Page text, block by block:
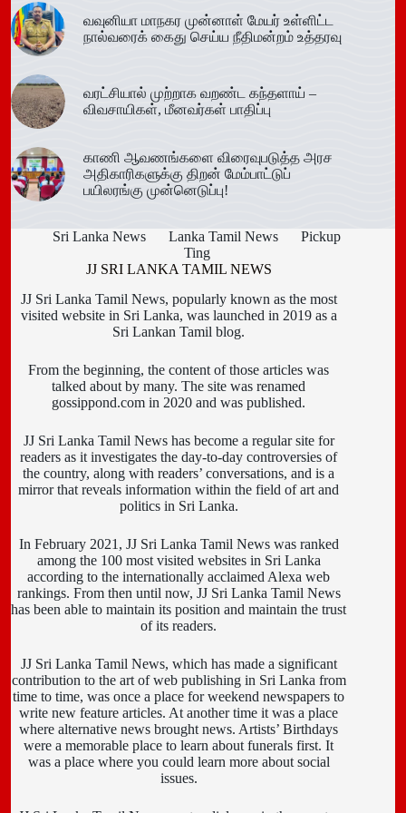
வவுனியா மாநகர முன்னாள் மேயர் உள்ளிட்ட
நால்வரைக் கைது செய்ய நீதிமன்றம் உத்தரவு
வரட்சியால் முற்றாக வறண்ட கந்தளாய் –
விவசாயிகள், மீனவர்கள் பாதிப்பு
காணி ஆவணங்களை விரைவுபடுத்த அரச
அதிகாரிகளுக்கு திறன் மேம்பாட்டுப்
பயிலரங்கு முன்னெடுப்பு!
Sri Lanka News Lanka Tamil News
Pickup
Ting
JJ SRI LANKA TAMIL NEWS
JJ Sri Lanka Tamil News, popularly known as the most
visited website in Sri Lanka, was launched in 2019 as a
Sri Lankan Tamil blog.
From the beginning, the content of those articles was
talked about by many. The site was renamed
gossippond.com in 2020 and was published.
JJ Sri Lanka Tamil News has become a regular site for
readers as it investigates the day-to-day controversies of
the country, along with readers’ conversations, and is a
mirror that reveals information within the field of art and
politics in Sri Lanka.
In February 2021, JJ Sri Lanka Tamil News was ranked
among the 100 most visited websites in Sri Lanka
according to the internationally acclaimed Alexa web
rankings. From then until now, JJ Sri Lanka Tamil News
has been able to maintain its position and maintain the trust
of its readers.
JJ Sri Lanka Tamil News, which has made a significant
contribution to the art of web publishing in Sri Lanka from
time to time, was once a place for weekend newspapers to
write new feature articles. At another time it was a place
where alternative news brought news. Artists’ Birthdays
were a memorable place to learn about funerals first. It
was a place where you could learn more about social
issues.